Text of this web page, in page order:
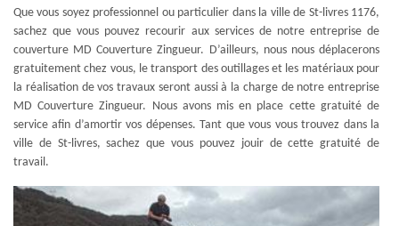
Que vous soyez professionnel ou particulier dans la ville de St-livres 1176,
sachez que vous pouvez recourir aux services de notre entreprise de
couverture MD Couverture Zingueur. D’ailleurs, nous nous déplacerons
gratuitement chez vous, le transport des outillages et les matériaux pour
la réalisation de vos travaux seront aussi à la charge de notre entreprise
MD Couverture Zingueur. Nous avons mis en place cette gratuité de
service afin d’amortir vos dépenses. Tant que vous vous trouvez dans la
ville de St-livres, sachez que vous pouvez jouir de cette gratuité de
travail.